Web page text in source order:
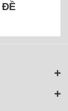
ĐỀ